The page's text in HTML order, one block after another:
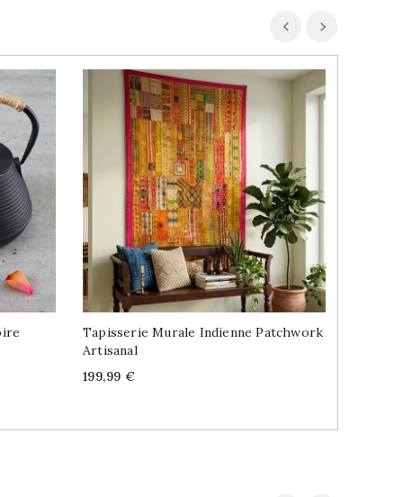
Tapisserie Murale Indienne Patchwork
Artisanal
Price
199,99 €